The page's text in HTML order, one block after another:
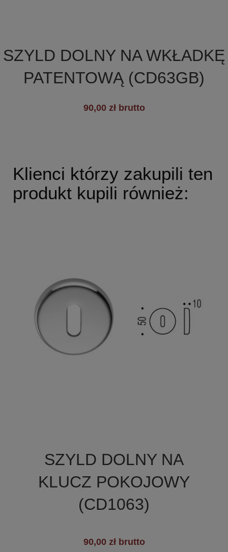

+6
SZYLD DOLNY NA WKŁADKĘ
PATENTOWĄ (CD63GB)
90,00 zł brutto
Klienci którzy zakupili ten
produkt kupili również:
SZYLD DOLNY NA
KLUCZ POKOJOWY
(CD1063)
90,00 zł brutto